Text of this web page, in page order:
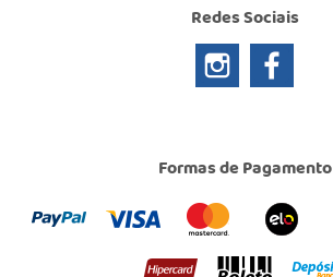
Redes Sociais
Formas de Pagamento